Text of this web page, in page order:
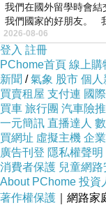
我用眼淚 怎麼洗
沒有愛情 也就沒
用這個謊 虛渡多
我會試著 跟自己
自言自語
但願有人 能夠聽到
我們在國外留學時會
我們國家的好朋友。
2026-08-06
登入 註冊
PChome首頁 線上購
新聞 /氣象 股市 個人
買賣租屋 支付連 國
買車 旅行團 汽車險
一元簡訊 直播達人
買網址 虛擬主機 企
廣告刊登 隱私權聲明
消費者保護 兒童網路
About PChome 投資
著作權保護 ｜網路